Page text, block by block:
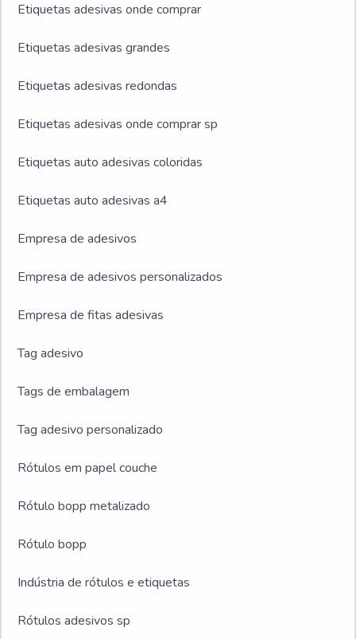
Etiquetas adesivas onde comprar
Etiquetas adesivas grandes
Etiquetas adesivas redondas
Etiquetas adesivas onde comprar sp
Etiquetas auto adesivas coloridas
Etiquetas auto adesivas a4
Empresa de adesivos
Empresa de adesivos personalizados
Empresa de fitas adesivas
Tag adesivo
Tags de embalagem
Tag adesivo personalizado
Rótulos em papel couche
Rótulo bopp metalizado
Rótulo bopp
Indústria de rótulos e etiquetas
Rótulos adesivos sp